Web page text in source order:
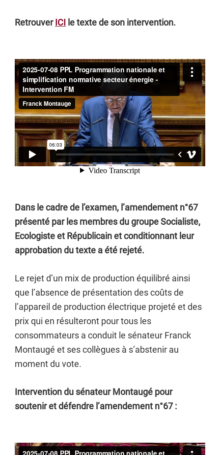
RetrouverICI le texte de son intervention.
Dans le cadre de l’examen, l’amendement n°67
présenté par les membres du groupe Socialiste,
Ecologiste et Républicain et conditionnant leur
approbation du texte a été rejeté.
Le rejet d’un mix de production équilibré ainsi
que l’absence de présentation des coûts de
l’appareil de production électrique projeté et des
prix qui en résulteront pour tous les
consommateurs a conduit le sénateur Franck
Montaugé et ses collègues à s’abstenir au
moment du vote.
Intervention du sénateur Montaugé pour
soutenir et défendre l’amendement n°67 :